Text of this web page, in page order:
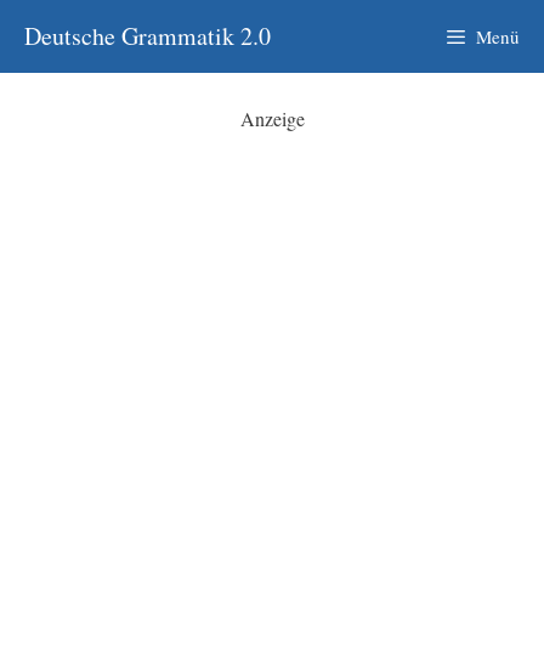
Inhalt
springen
Deutsche Grammatik 2.0 Menü
Anzeige